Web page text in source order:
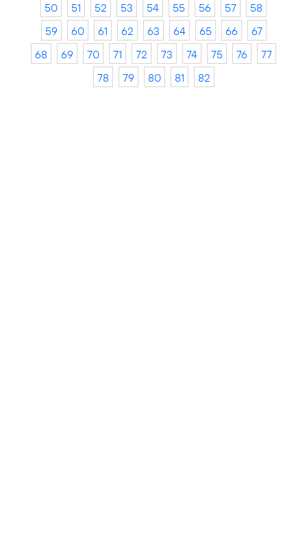
50
51 52 53 54 55 56 57
58
59
60 61 62 63 64 65 66
67
68
69 70 71 72 73 74 75 76
77
78
79 80 81 82